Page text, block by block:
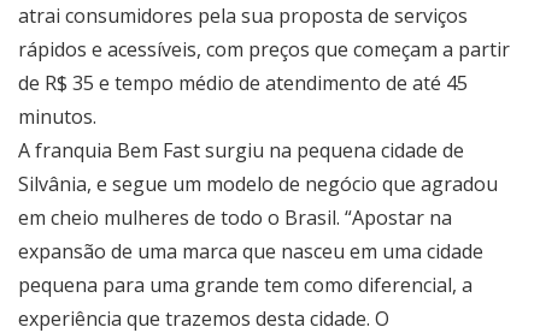
atrai consumidores pela sua proposta de serviços
rápidos e acessíveis, com preços que começam a partir
de R$ 35 e tempo médio de atendimento de até 45
minutos.
A franquia Bem Fast surgiu na pequena cidade de
Silvânia, e segue um modelo de negócio que agradou
em cheio mulheres de todo o Brasil. “Apostar na
expansão de uma marca que nasceu em uma cidade
pequena para uma grande tem como diferencial, a
experiência que trazemos desta cidade. O